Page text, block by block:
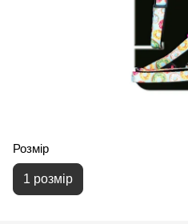
Розмір
1 розмір